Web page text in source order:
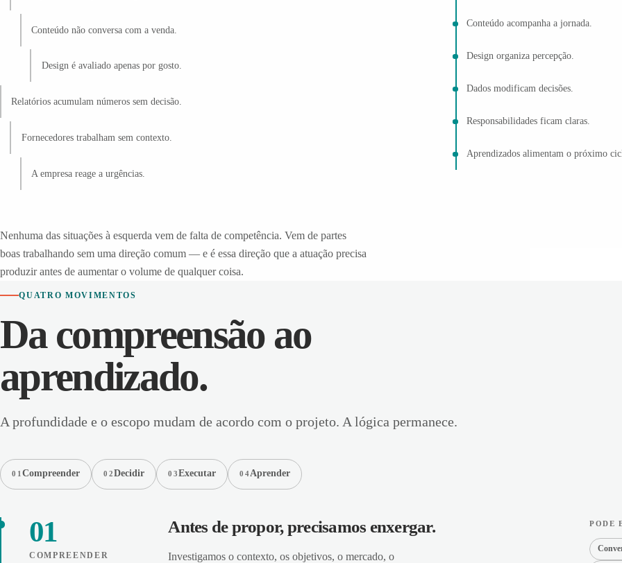
Conteúdo não conversa com a venda.
Design é avaliado apenas por gosto.
Relatórios acumulam números sem decisão.
Fornecedores trabalham sem contexto.
A empresa reage a urgências.
Conteúdo acompanha a jornada.
Design organiza percepção.
Dados modificam decisões.
Responsabilidades ficam claras.
Aprendizados alimentam o próximo
Nenhuma das situações à esquerda vem de falta de competência. Vem de partes
boas trabalhando sem uma direção comum — e é essa direção que a atuação precisa
produzir antes de aumentar o volume de qualquer coisa.
QUATRO MOVIMENTOS
Da compreensão ao
aprendizado.
A profundidade e o escopo mudam de acordo com o projeto. A lógica permanece.
01Compreender 02Decidir 03Executar 04Aprender
01
COMPREENDER
Antes de propor, precisamos enxergar.
Investigamos o contexto, os objetivos, o mercado, o
PODE